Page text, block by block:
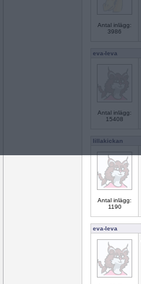
Antal inlägg:
3986
eva-leva
Antal inlägg:
15408
lillakickan
Antal inlägg:
1190
eva-leva